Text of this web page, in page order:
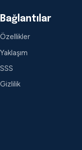
Bağlantılar
Özellikler
Yaklaşım
SSS
Gizlilik